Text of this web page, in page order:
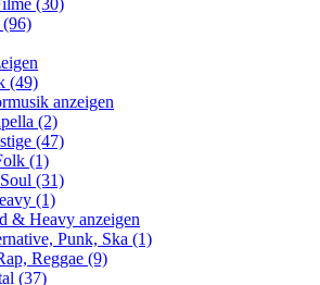
(96)
(49)
anzeigen
(2)
(47)
(1)
(31)
(1)
& Heavy anzeigen
Punk, Ska (1)
Reggae (9)
(37)